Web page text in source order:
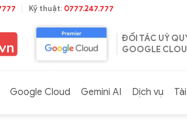
Kỹ thuật: 0777.247.777
ĐỐI TÁC UỶ
GOOGLE
Google Cloud Gemini AI Dịch vụ